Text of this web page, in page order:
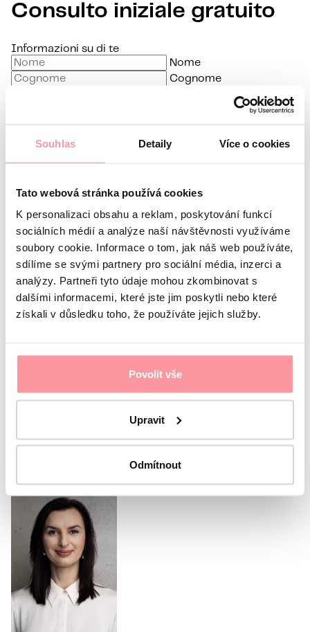
Souhlas Detaily Více o cookies
Tato webová stránka používá cookies
K personalizaci obsahu a reklam, poskytování funkcí
sociálních médií a analýze naší návštěvnosti využíváme
soubory cookie. Informace o tom, jak náš web používáte,
sdílíme se svými partnery pro sociální média, inzerci a
analýzy. Partneři tyto údaje mohou zkombinovat s
dalšími informacemi, které jste jim poskytli nebo které
získali v důsledku toho, že používáte jejich služby.
Povolit vše
Upravit
Odmítnout
Consulto iniziale gratuito
Informazioni su di te
Nome
Cognome
Sono interessato a
Tutte le comunicazioni sono crittografate
utilizzando SSL e seguono le nostre regole
riservatezza
modulo non può essere inviato senza il tuo consenso
Oppure chiama il nostro
coordinatore